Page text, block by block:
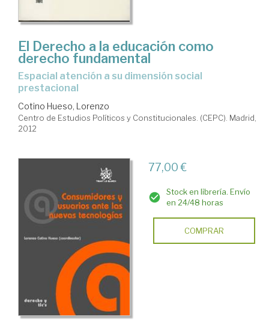
El Derecho a la educación como
derecho fundamental
espacial atención a su dimensión social
prestacional
Cotino Hueso, Lorenzo
Centro de Estudios Políticos y Constitucionales. (CEPC). Madrid,
2012
77,00 €
Stock en librería. Envío
en 24/48 horas
COMPRAR